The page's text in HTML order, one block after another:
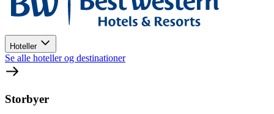
Hoteller
Se alle hoteller og destinationer
Storbyer